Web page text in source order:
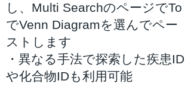
し、Multi SearchのページでTo
でVenn Diagramを選んでペー
ストします
・異なる手法で探索した疾患ID
や化合物IDも利用可能